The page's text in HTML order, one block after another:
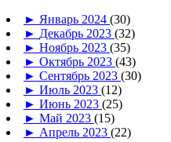
► Январь 2024 (30)
► Декабрь 2023 (32)
► Ноябрь 2023 (35)
► Октябрь 2023 (43)
► Сентябрь 2023 (30)
► Июль 2023 (12)
► Июнь 2023 (25)
► Май 2023 (15)
► Апрель 2023 (22)